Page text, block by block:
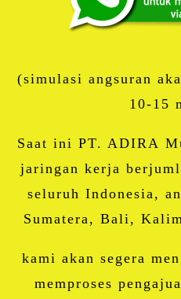
(simulasi angsuran
10-15
Saat ini PT. ADIRA
jaringan kerja
seluruh Indonesia,
Sumatera, Bali,
kami akan segera
memproses